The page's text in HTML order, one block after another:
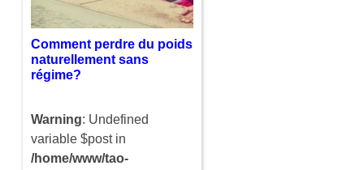
notre esprit pendant toute
une journée….
Comment perdre du poids
naturellement sans
régime?
Warning: Undefined
variable $post in
/home/www/tao-